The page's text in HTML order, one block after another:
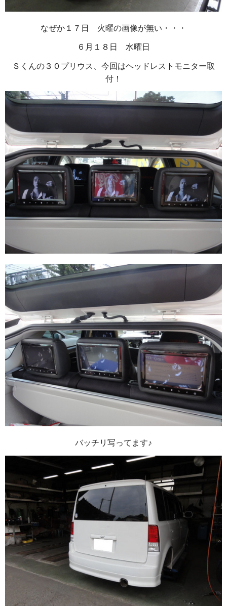
なぜか１７日 火曜の画像が無い・・・
６月１８日 水曜日
Ｓくんの３０プリウス、今回はヘッドレストモニター取
付！
バッチリ写ってます♪